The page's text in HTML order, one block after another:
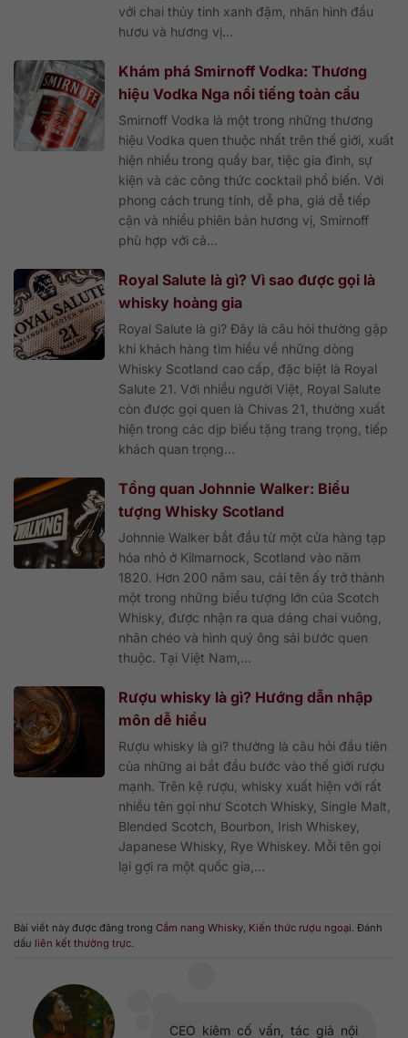
với chai thủy tinh xanh đậm, nhãn hình đầu
hươu và hương vị...
Khám phá Smirnoff Vodka: Thương
hiệu Vodka Nga nổi tiếng toàn cầu
Smirnoff Vodka là một trong những thương
hiệu Vodka quen thuộc nhất trên thế giới, xuất
hiện nhiều trong quầy bar, tiệc gia đình, sự
kiện và các công thức cocktail phổ biến. Với
phong cách trung tính, dễ pha, giá dễ tiếp
cận và nhiều phiên bản hương vị, Smirnoff
phù hợp với cả...
Royal Salute là gì? Vì sao được gọi là
whisky hoàng gia
Royal Salute là gì? Đây là câu hỏi thường gặp
khi khách hàng tìm hiểu về những dòng
Whisky Scotland cao cấp, đặc biệt là Royal
Salute 21. Với nhiều người Việt, Royal Salute
còn được gọi quen là Chivas 21, thường xuất
hiện trong các dịp biếu tặng trang trọng, tiếp
khách quan trọng...
Tổng quan Johnnie Walker: Biểu
tượng Whisky Scotland
Johnnie Walker bắt đầu từ một cửa hàng tạp
hóa nhỏ ở Kilmarnock, Scotland vào năm
1820. Hơn 200 năm sau, cái tên ấy trở thành
một trong những biểu tượng lớn của Scotch
Whisky, được nhận ra qua dáng chai vuông,
nhãn chéo và hình quý ông sải bước quen
thuộc. Tại Việt Nam,...
Rượu whisky là gì? Hướng dẫn nhập
môn dễ hiểu
Rượu whisky là gì? thường là câu hỏi đầu tiên
của những ai bắt đầu bước vào thế giới rượu
mạnh. Trên kệ rượu, whisky xuất hiện với rất
nhiều tên gọi như Scotch Whisky, Single Malt,
Blended Scotch, Bourbon, Irish Whiskey,
Japanese Whisky, Rye Whiskey. Mỗi tên gọi
lại gợi ra một quốc gia,...
Bài viết này được đăng trong Cẩm nang Whisky Kiến thức rượu ngoại. Đánh
dấu liên kết thường trực.
CEO kiêm cố vấn, tác giả nội